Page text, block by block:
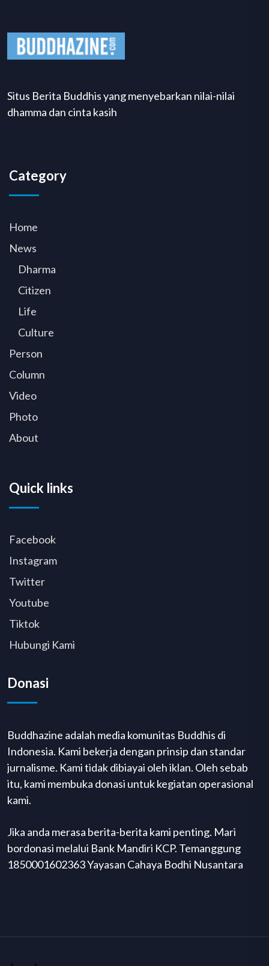
Situs Berita Buddhis yang menyebarkan nilai-nilai
dhamma dan cinta kasih
Category
Home
News
Dharma
Citizen
Life
Culture
Person
Column
Video
Photo
About
Quick links
Facebook
Instagram
Twitter
Youtube
Tiktok
Hubungi Kami
Donasi
Buddhazine adalah media komunitas Buddhis di
Indonesia. Kami bekerja dengan prinsip dan standar
jurnalisme. Kami tidak dibiayai oleh iklan. Oleh sebab
itu, kami membuka donasi untuk kegiatan operasional
kami.
Jika anda merasa berita-berita kami penting. Mari
bordonasi melalui Bank Mandiri KCP. Temanggung
1850001602363 Yayasan Cahaya Bodhi Nusantara